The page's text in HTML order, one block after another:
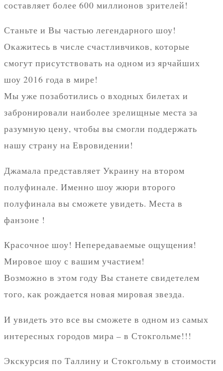
составляет более 600 миллионов зрителей!
Станьте и Вы частью легендарного шоу!
Окажитесь в числе счастливчиков, которые
смогут присутствовать на одном из ярчайших
шоу 2016 года в мире!
Мы уже позаботились о входных билетах и
забронировали наиболее зрелищные места за
разумную цену, чтобы вы смогли поддержать
нашу страну на Евровидении!
Джамала представляет Украину на втором
полуфинале. Именно шоу жюри второго
полуфинала вы сможете увидеть. Места в
фанзоне !
Красочное шоу! Непередаваемые ощущения!
Мировое шоу с вашим участием!
Возможно в этом году Вы станете свидетелем
того, как рождается новая мировая звезда.
И увидеть это все вы сможете в одном из самых
интересных городов мира – в Стокгольме!!!
Экскурсия по Таллину и Стокгольму в стоимости